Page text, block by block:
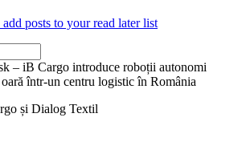
posts to your read later list
și Dialog Textil